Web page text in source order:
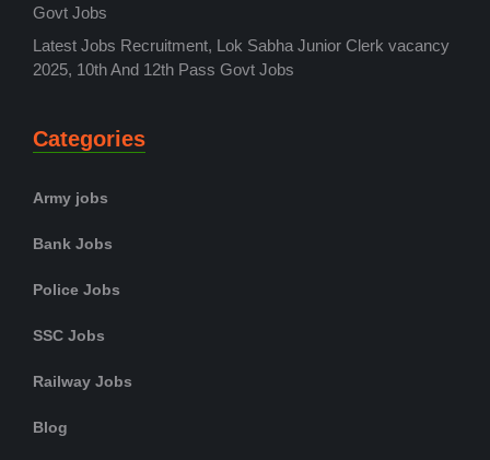
Govt Jobs
Latest Jobs Recruitment, Lok Sabha Junior Clerk vacancy
2025, 10th And 12th Pass Govt Jobs
Categories
Army jobs
Bank Jobs
Police Jobs
SSC Jobs
Railway Jobs
Blog